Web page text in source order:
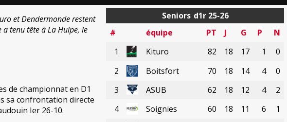
et Dendermonde restent
tenu tête à La Hulpe, le
de championnat en D1
sa confrontation directe
Ier 26-10.
Seniors d1r 25-26
#
équipe PT J G P
N
1
Kituro 82 18 17 1
0
2
Boitsfort 70 18 14 4
0
3
ASUB 62 18 12 4
2
4
Soignies 60 18 11 6
1